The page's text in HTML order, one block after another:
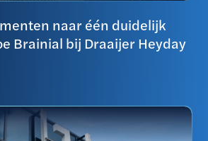
naar één duidelijk
Brainial bij Draaijer Heyday